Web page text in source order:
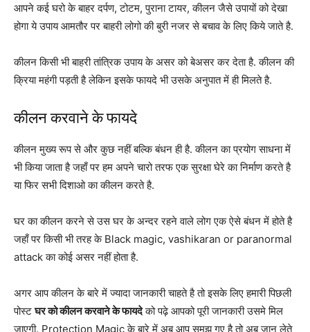
आपने कई घरो के बाहर दर्पण, टोटम, पुराना टायर, कीलन जैसे उपायों को देखा
होगा ये उपाय आमतौर पर बाहरी लोगो की बुरी नजर से बचाव के लिए किये जाते है.
कीलन किसी भी बाहरी तांत्रिक उपाय के असर को बेअसर कर देता है. कीलन की
क्रिया महंगी पड़ती है लेकिन इसके फायदे भी उसके अनुपात में ही मिलते है.
कीलन करवाने के फायदे
कीलन मुख्य रूप से और कुछ नहीं बल्कि बंधन ही है. कीलन का प्रयोग साधना में
भी किया जाता है जहाँ पर हम अपने चारो तरफ एक सुरक्षा घेरे का निर्माण करते है
या फिर सभी दिशाओ का कीलन करते है.
घर का कीलन करने से उस घर के अन्दर रहने वाले लोग एक ऐसे बंधन में होते है
जहाँ पर किसी भी तरह के Black magic, vashikaran or paranormal
attack का कोई असर नहीं होता है.
अगर आप कीलन के बारे में ज्यादा जानकारी चाहते है तो इसके लिए हमारी पिछली
पोस्टघर को कीलन करवाने के फायदेको पढ़े आपको पूरी जानकारी उसमे मिल
जाएगी. Protection Magic के बारे में अब आप समझ गए है तो अब जान लेते